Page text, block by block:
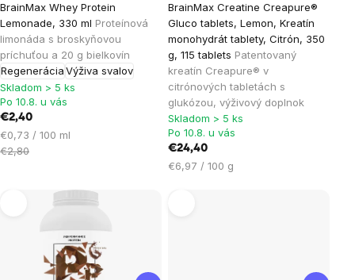
BrainMax Whey Protein
Lemonade, 330 ml Proteínová
limonáda s broskyňovou
príchuťou a 20 g bielkovín
RegeneráciaVýživa svalov
hodnotenie
produktu
je
5,0
z
5
hviezdičiek.
Skladom > 5 ks
Po 10.8. u vás
€2,40
Jednotková
cena:
€0,73 / 100 ml
€2,80
BrainMax Creatine Creapure®
Gluco tablets, Lemon, Kreatín
monohydrát tablety, Citrón, 350
g, 115 tablets Patentovaný
kreatín Creapure® v
citrónových tabletách s
glukózou, výživový doplnok
hodnotenie
produktu
je
4,0
z
5
hviezdičiek.
Skladom > 5 ks
Po 10.8. u vás
€24,40
Jednotková
€6,97 / 100 g